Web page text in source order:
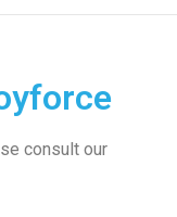
consult our